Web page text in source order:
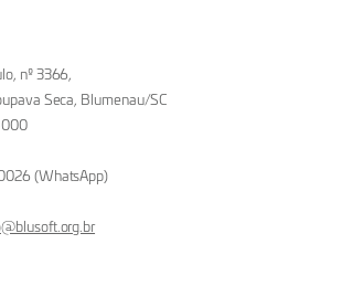
nº 3366,
Seca, Blumenau/SC
000
(WhatsApp)